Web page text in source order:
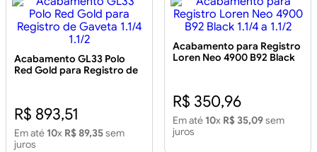
Acabamento GL33 Polo
Red Gold para Registro de
R$ 893,51
Em até 10x R$ 89,35sem
juros
Acabamento para Registro
Loren Neo 4900 B92 Black
R$ 350,96
Em até 10x R$ 35,09sem
juros